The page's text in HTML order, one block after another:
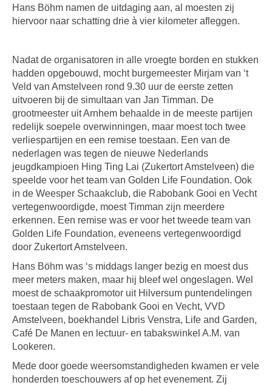
Hans Böhm namen de uitdaging aan, al moesten zij
hiervoor naar schatting drie à vier kilometer afleggen.
Nadat de organisatoren in alle vroegte borden en stukken
hadden opgebouwd, mocht burgemeester Mirjam van ‘t
Veld van Amstelveen rond 9.30 uur de eerste zetten
uitvoeren bij de simultaan van Jan Timman. De
grootmeester uit Arnhem behaalde in de meeste partijen
redelijk soepele overwinningen, maar moest toch twee
verliespartijen en een remise toestaan. Een van de
nederlagen was tegen de nieuwe Nederlands
jeugdkampioen Hing Ting Lai (Zukertort Amstelveen) die
speelde voor het team van Golden Life Foundation. Ook
in de Weesper Schaakclub, die Rabobank Gooi en Vecht
vertegenwoordigde, moest Timman zijn meerdere
erkennen. Een remise was er voor het tweede team van
Golden Life Foundation, eveneens vertegenwoordigd
door Zukertort Amstelveen.
Hans Böhm was ‘s middags langer bezig en moest dus
meer meters maken, maar hij bleef wel ongeslagen. Wel
moest de schaakpromotor uit Hilversum puntendelingen
toestaan tegen de Rabobank Gooi en Vecht, VVD
Amstelveen, boekhandel Libris Venstra, Life and Garden,
Café De Manen en lectuur- en tabakswinkel A.M. van
Lookeren.
Mede door goede weersomstandigheden kwamen er vele
honderden toeschouwers af op het evenement. Zij